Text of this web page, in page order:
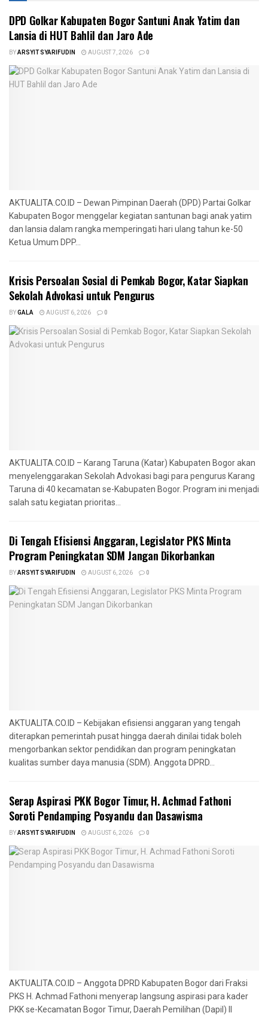
DPD Golkar Kabupaten Bogor Santuni Anak Yatim dan
Lansia di HUT Bahlil dan Jaro Ade
BYARSYIT SYARIFUDIN AUGUST 7, 2026 0
AKTUALITA.CO.ID – Dewan Pimpinan Daerah (DPD) Partai Golkar
Kabupaten Bogor menggelar kegiatan santunan bagi anak yatim
dan lansia dalam rangka memperingati hari ulang tahun ke-50
Ketua Umum DPP...
Krisis Persoalan Sosial di Pemkab Bogor, Katar Siapkan
Sekolah Advokasi untuk Pengurus
BYGALA AUGUST 6, 2026 0
AKTUALITA.CO.ID – Karang Taruna (Katar) Kabupaten Bogor akan
menyelenggarakan Sekolah Advokasi bagi para pengurus Karang
Taruna di 40 kecamatan se-Kabupaten Bogor. Program ini menjadi
salah satu kegiatan prioritas...
Di Tengah Efisiensi Anggaran, Legislator PKS Minta
Program Peningkatan SDM Jangan Dikorbankan
BYARSYIT SYARIFUDIN AUGUST 6, 2026 0
AKTUALITA.CO.ID – Kebijakan efisiensi anggaran yang tengah
diterapkan pemerintah pusat hingga daerah dinilai tidak boleh
mengorbankan sektor pendidikan dan program peningkatan
kualitas sumber daya manusia (SDM). Anggota DPRD...
Serap Aspirasi PKK Bogor Timur, H. Achmad Fathoni
Soroti Pendamping Posyandu dan Dasawisma
BYARSYIT SYARIFUDIN AUGUST 6, 2026 0
AKTUALITA.CO.ID – Anggota DPRD Kabupaten Bogor dari Fraksi
PKS H. Achmad Fathoni menyerap langsung aspirasi para kader
PKK se-Kecamatan Bogor Timur, Daerah Pemilihan (Dapil) II